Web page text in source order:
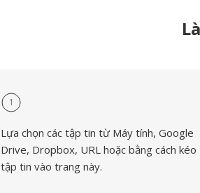
1
Lựa chọn các tập tin từ Máy tính, Google
Drive, Dropbox, URL hoặc bằng cách kéo
tập tin vào trang này.